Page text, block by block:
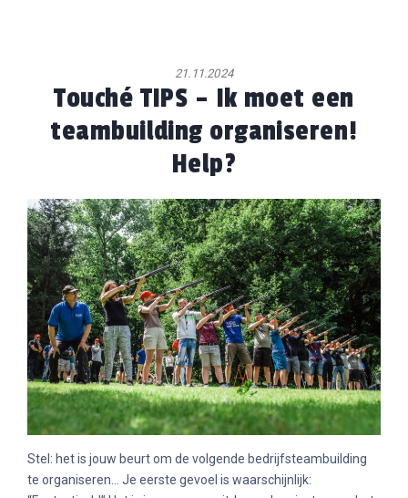
HOME
21.11.2024
Touché TIPS – Ik moet een
teambuilding organiseren!
Help?
Stel: het is jouw beurt om de volgende bedrijfsteambuilding
te organiseren… Je eerste gevoel is waarschijnlijk: